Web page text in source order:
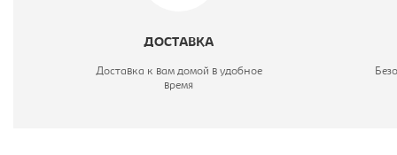
ДОСТАВКА
Доставка к вам домой в удобное
время